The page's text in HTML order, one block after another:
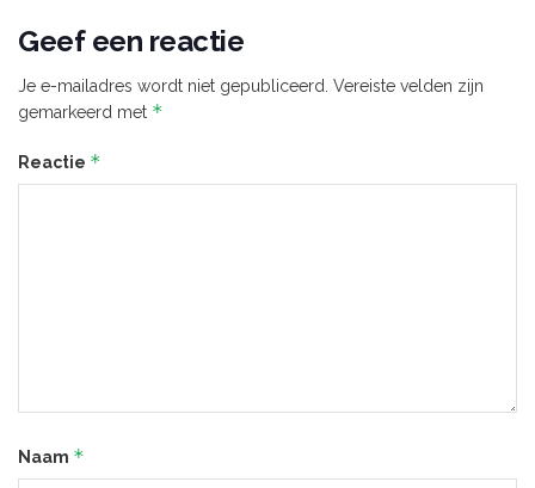
Geef een reactie
Je e-mailadres wordt niet gepubliceerd. Vereiste velden zijn
gemarkeerd met *
Reactie *
Naam *